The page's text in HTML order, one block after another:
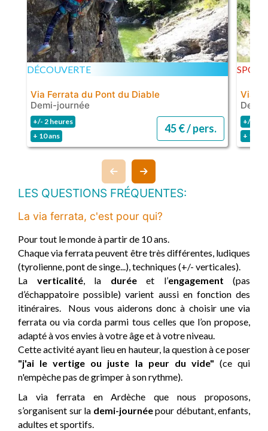
DÉCOUVERTE
Via Ferrata du Pont du Diable
Demi-journée
+/- 2 heures
+ 10 ans
45 € / pers.
Via
+/- 3
+ 10
LES QUESTIONS FRÉQUENTES:
La via ferrata, c'est pour qui?
Pour tout le monde à partir de 10 ans.
Chaque via ferrata peuvent être très différentes, ludiques
(tyrolienne, pont de singe...), techniques (+/- verticales).
La verticalité, la duréeet l’engagement (pas
d’échappatoire possible) varient aussi en fonction des
itinéraires. Nous vous aiderons donc à choisir une via
ferrata ou via corda parmi tous celles que l’on propose,
adapté à vos envies à votre âge et à votre niveau.
Cette activité ayant lieu en hauteur, la question à ce poser
"j'ai le vertige ou juste la peur du vide" (ce qui
n'empèche pas de grimper à son rythme).
La via ferrata en Ardèche que nous proposons,
s’organisent sur la demi-journéepour débutant, enfants,
adultes et sportifs.